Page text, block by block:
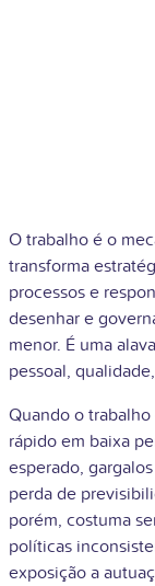
O trabalho é o
transforma
processos e
desenhar e
menor. É uma
pessoal,
Quando o
rápido em baixa
esperado,
perda de
porém, costuma
políticas
exposição a